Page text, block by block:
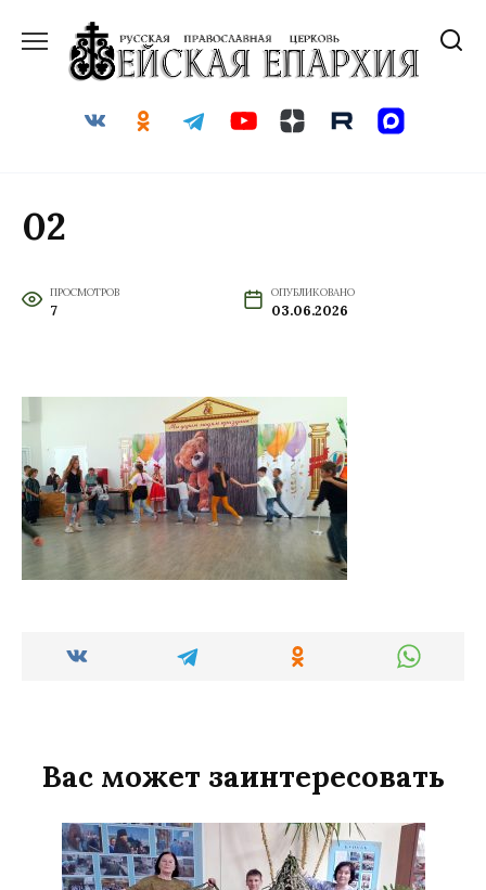
содержанию
02
ПРОСМОТРОВ
7
ОПУБЛИКОВАНО
03.06.2026
Вас может заинтересовать